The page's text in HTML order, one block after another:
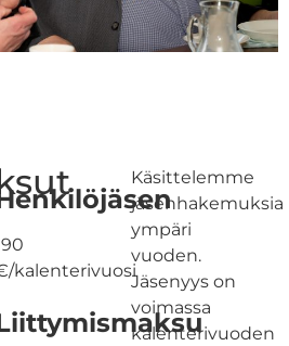
kalenterivuosi
Käsittelemme
jäsenhakemuksia
ympäri
vuoden.
Jäsenyys on
voimassa
kalenterivuoden